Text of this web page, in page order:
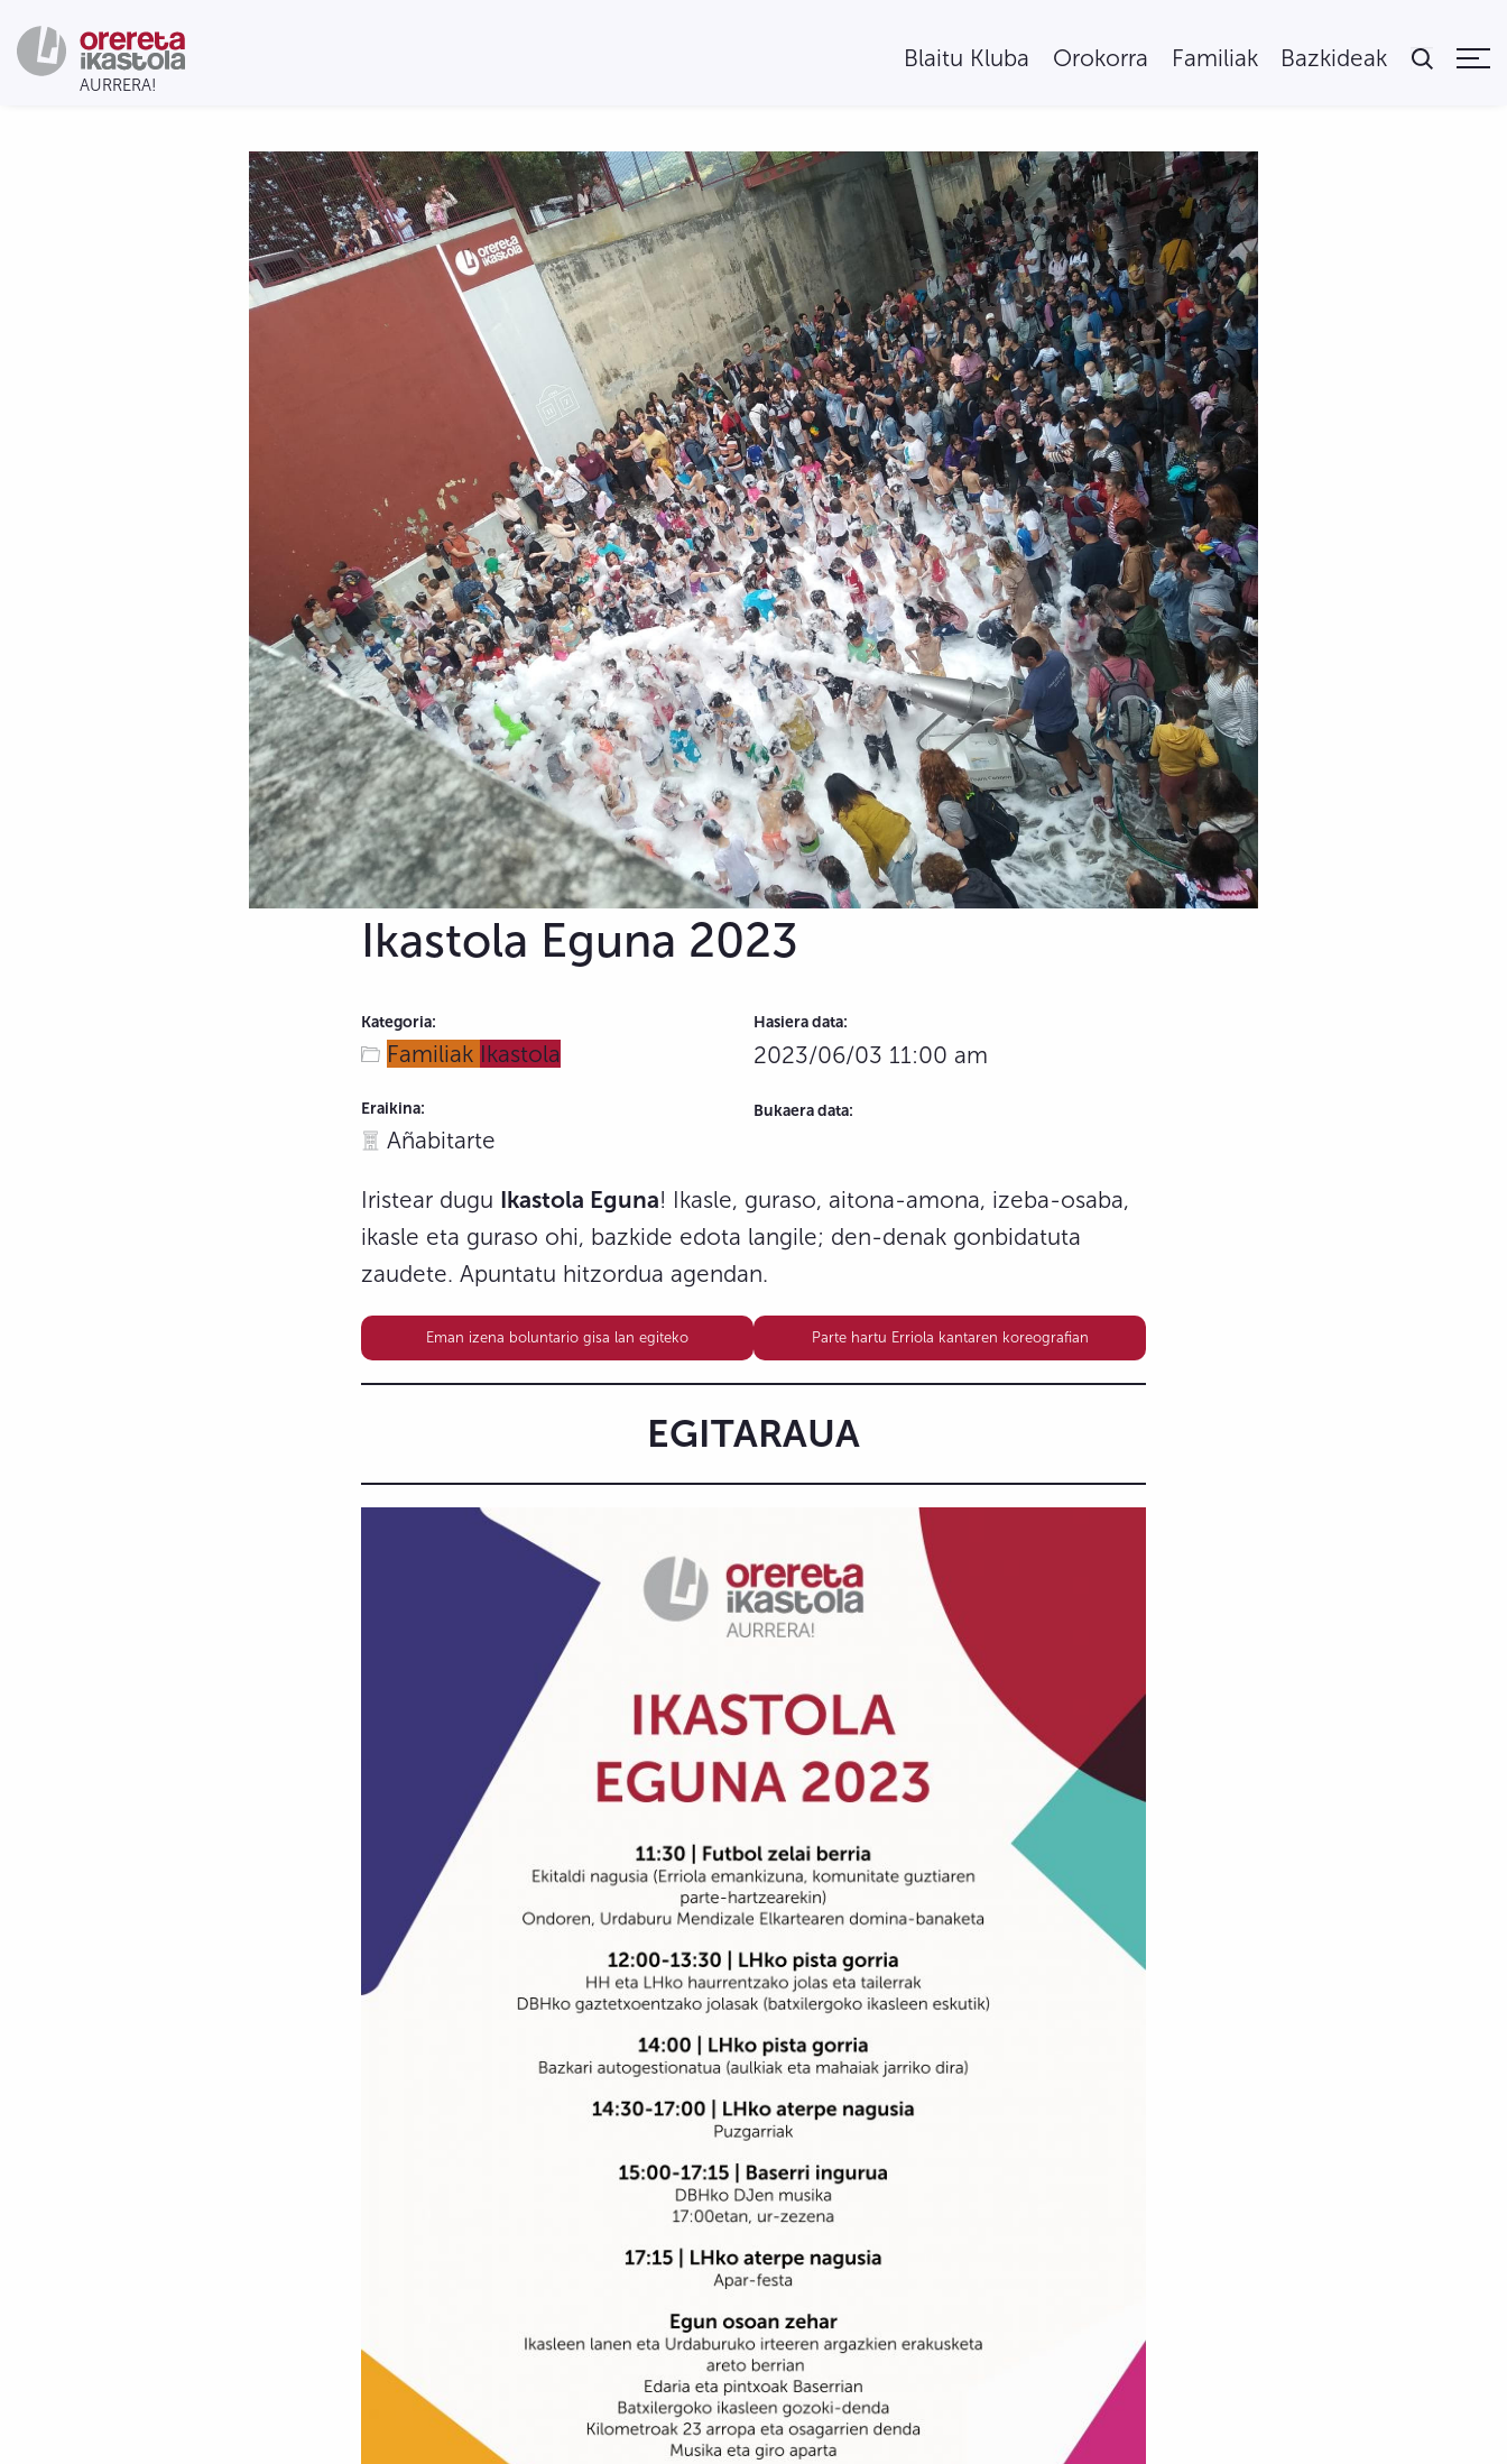
Blaitu Kluba Orokorra Familiak Bazkideak
Ikastola Eguna 2023
Kategoria:
Familiak Ikastola
Eraikina:
Añabitarte
Hasiera data:
2023/06/03 11:00 am
Bukaera data:
Iristear dugu Ikastola Eguna! Ikasle, guraso, aitona-amona, izeba-osaba,
ikasle eta guraso ohi, bazkide edota langile; den-denak gonbidatuta
zaudete. Apuntatu hitzordua agendan.
Eman izena boluntario gisa lan egiteko Parte hartu Erriola kantaren koreografian
EGITARAUA